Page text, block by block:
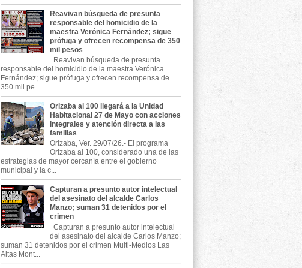
Reavivan búsqueda de presunta
responsable del homicidio de la
maestra Verónica Fernández; sigue
prófuga y ofrecen recompensa de 350
mil pesos
Reavivan búsqueda de presunta
responsable del homicidio de la maestra Verónica
Fernández; sigue prófuga y ofrecen recompensa de
350 mil pe...
Orizaba al 100 llegará a la Unidad
Habitacional 27 de Mayo con acciones
integrales y atención directa a las
familias
Orizaba, Ver. 29/07/26.- El programa
Orizaba al 100, considerado una de las
estrategias de mayor cercanía entre el gobierno
municipal y la c...
Capturan a presunto autor intelectual
del asesinato del alcalde Carlos
Manzo; suman 31 detenidos por el
crimen
Capturan a presunto autor intelectual
del asesinato del alcalde Carlos Manzo;
suman 31 detenidos por el crimen Multi-Medios Las
Altas Mont...